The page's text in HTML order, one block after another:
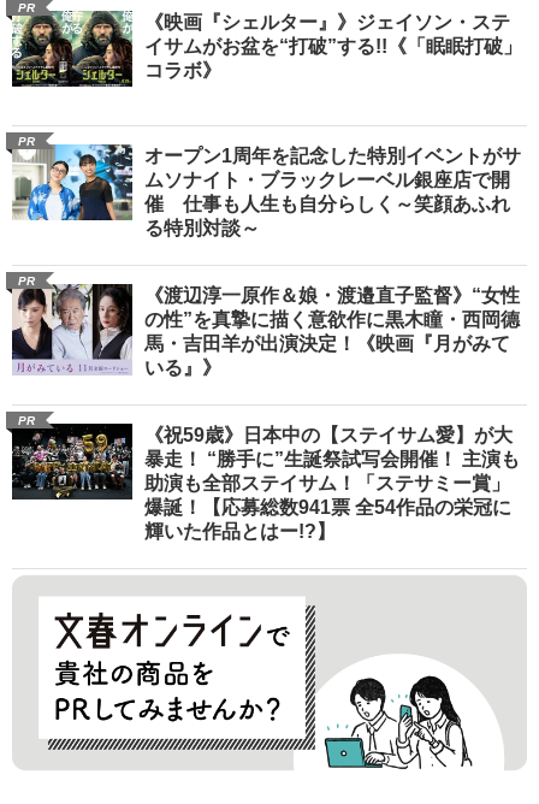
PR
《映画『シェルター』》ジェイソン・ステ
イサムがお盆を“打破”する!!《「眠眠打破」
コラボ》
PR
オープン1周年を記念した特別イベントがサ
ムソナイト・ブラックレーベル銀座店で開
催 仕事も人生も自分らしく～笑顔あふれ
る特別対談～
PR
《渡辺淳一原作＆娘・渡邉直子監督》“女性
の性”を真摯に描く意欲作に黒木瞳・西岡德
馬・吉田羊が出演決定！《映画『月がみて
いる』》
PR
《祝59歳》日本中の【ステイサム愛】が大
暴走！ “勝手に”生誕祭試写会開催！ 主演も
助演も全部ステイサム！「ステサミー賞」
爆誕！【応募総数941票 全54作品の栄冠に
輝いた作品とはー!?】